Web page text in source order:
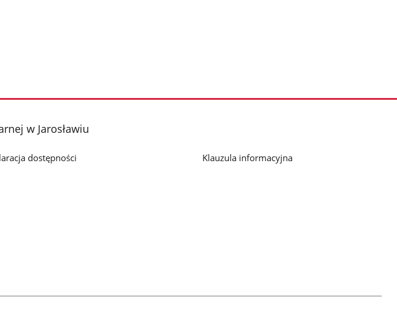
w Jarosławiu
dostępności Klauzula informacyjna